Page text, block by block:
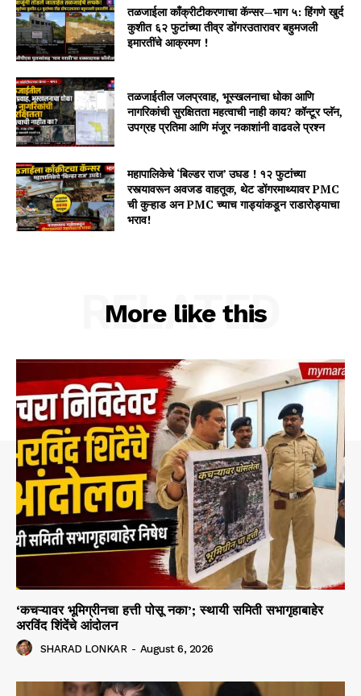
तळजाईला काँक्रीटीकरणाचा कॅन्सर—भाग ५: हिंगणे खुर्द
कुशीत ६२ फुटांच्या तीव्र डोंगरउतारावर बहुमजली
इमारतींचे आक्रमण !
तळजाईतील जलप्रवाह, भूस्खलनाचा धोका आणि
नागरिकांची सुरक्षितता महत्वाची नाही काय? कॉन्टूर प्लॅन,
उपग्रह प्रतिमा आणि मंजूर नकाशांनी वाढवले प्रश्न
महापालिकेचे ‘बिल्डर राज’ उघड ! १२ फुटांच्या
रस्त्यावरून अवजड वाहतूक, थेट डोंगरमाथ्यावर PMC
ची कुऱ्हाड अन PMC च्याच गाड्यांकडून राडारोड्याचा
भराव!
More like this
RELATED
‘कचऱ्यावर भूमिग्रीनचा हत्ती पोसू नका’; स्थायी समिती सभागृहाबाहेर
अरविंद शिंदेंचे आंदोलन
SHARAD LONKAR - August 6, 2026